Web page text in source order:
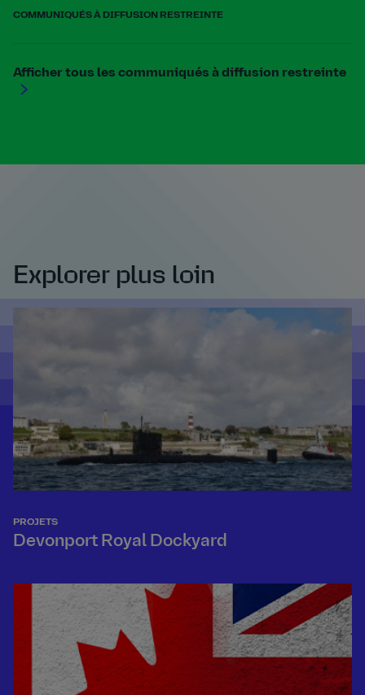
COMMUNIQUÉS À DIFFUSION RESTREINTE
Afficher tous les communiqués à diffusion restreinte
Explorer plus loin
PROJETS
Devonport Royal Dockyard